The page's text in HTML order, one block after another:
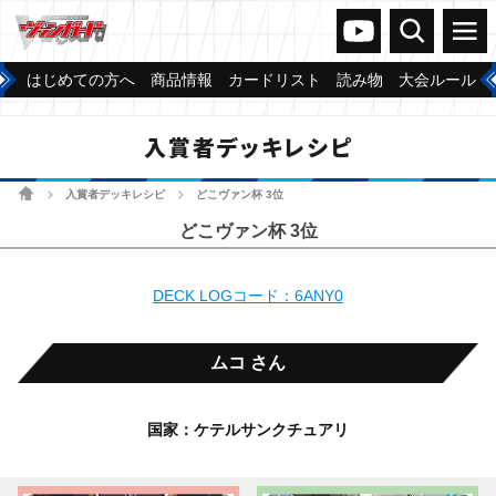
ヴァンガードch
検索 メニュー
はじめての方へ 商品情報 カードリスト 読み物 大会ルール
入賞者デッキレシピ
ホーム 入賞者デッキレシピ どこヴァン杯 3位
どこヴァン杯 3位
DECK LOGコード：6ANY0
ムコ さん
国家：ケテルサンクチュアリ